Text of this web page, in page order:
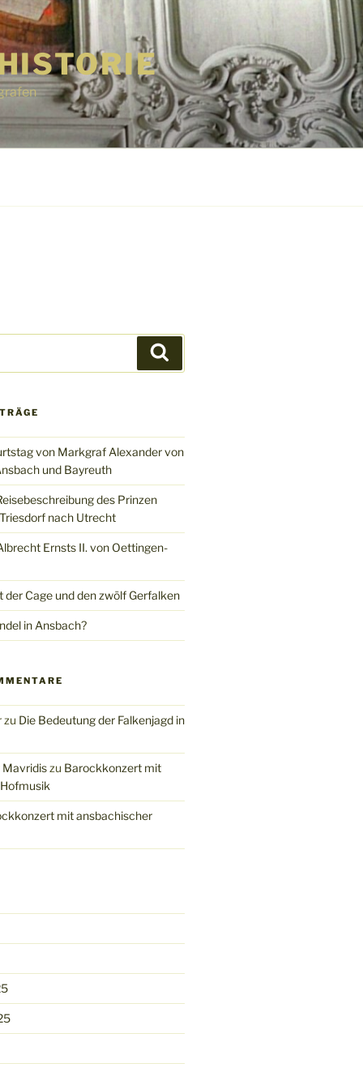
von Markgraf Alexander von
und Bayreuth
des Prinzen
nach Utrecht
Ernsts II. von Oettingen-
der Cage und den zwölf Gerfalken
in Ansbach?
zu Die Bedeutung der Falkenjagd in
Mavridiszu Barockkonzert mit
mit ansbachischer